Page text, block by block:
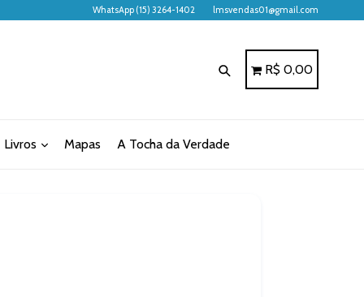
WhatsApp (15) 3264-1402 lmsvendas01@gmail.com
Pesquisar
Carrinho
Carrinho
R$ 0,00
Livros Mapas A Tocha da Verdade